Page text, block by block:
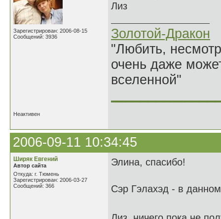
Зарегистрирован: 2006-08-15
Сообщений: 3936
Лиз
Золотой-Дракон
"Любить,
очень даже
вселенной"
Неактивен
2006-09-11 10:34:45
Ширяк Евгений
Автор сайта
Откуда: г. Тюмень
Зарегистрирован: 2006-03-27
Сообщений: 366
Элина, спасибо!
Сэр Гэлахэд - в